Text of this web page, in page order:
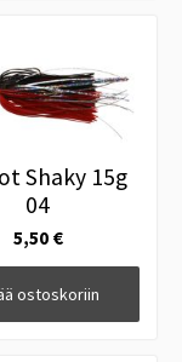
Shaky 15g
04
5,50 €
ostoskoriin